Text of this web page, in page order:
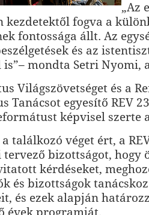
„Az
kezdetektől fogva a
fontossága állt. Az
és az
mondta Setri Nyomi,
Világszövetséget és a
Tanácsot egyesítő REV
képvisel szerte
találkozó véget ért, a
tervező bizottságot, hogy
kérdéseket,
és bizottságok
és ezek alapján